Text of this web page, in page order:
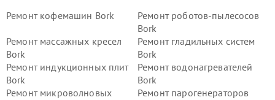
Ремонт кофемашин Bork
Ремонт роботов-пылесосов
Bork
Ремонт массажных кресел
Bork
Ремонт гладильных систем
Bork
Ремонт индукционных плит
Bork
Ремонт водонагревателей
Bork
Ремонт микроволновых
Ремонт парогенераторов